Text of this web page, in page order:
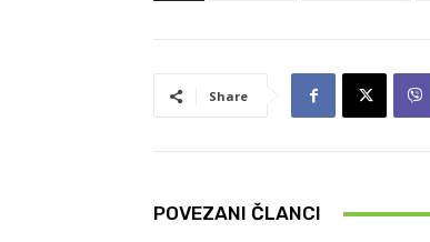
Share
POVEZANI ČLANCI